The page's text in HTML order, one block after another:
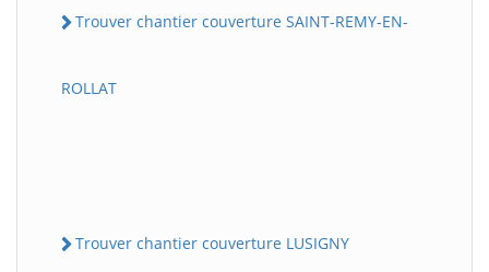
Trouver chantier couverture SAINT-REMY-EN-
ROLLAT
Trouver chantier couverture LUSIGNY